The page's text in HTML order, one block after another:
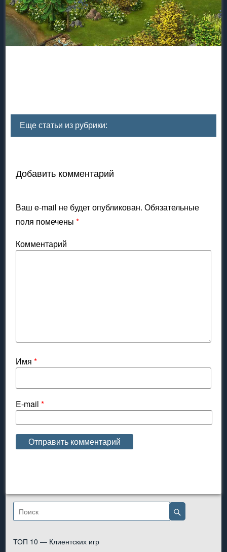
Еще статьи из рубрики:
Добавить комментарий
Ваш e-mail не будет опубликован. Обязательные
поля помечены*
Комментарий
Имя*
E-mail*
ТОП 10 — Клиентских игр